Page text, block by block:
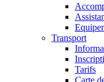
Transport
Tarifs
Carte